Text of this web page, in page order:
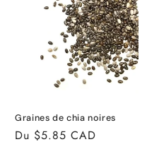
Graines de chia noires
Prix
Du $5.85 CAD